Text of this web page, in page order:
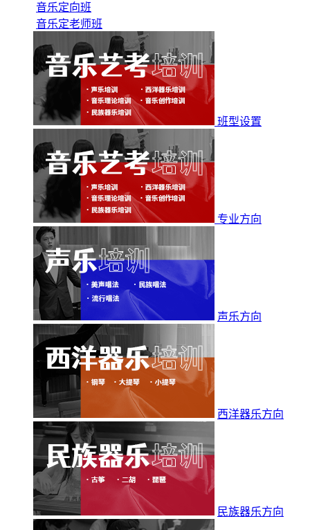
音乐定向班
音乐定老师班
班型设置
专业方向
声乐方向
西洋器乐方向
民族器乐方向